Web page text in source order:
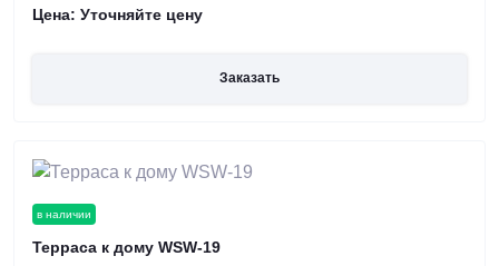
Цена: Уточняйте цену
Заказать
в наличии
Терраса к дому WSW-19